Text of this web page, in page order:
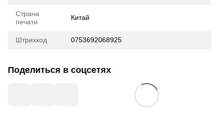
Страна
печати
Китай
Штрихкод 0753692068925
Поделиться в соцсетях